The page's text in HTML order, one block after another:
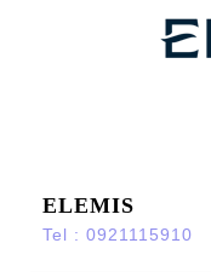
ELEMIS
Tel : 0921115910